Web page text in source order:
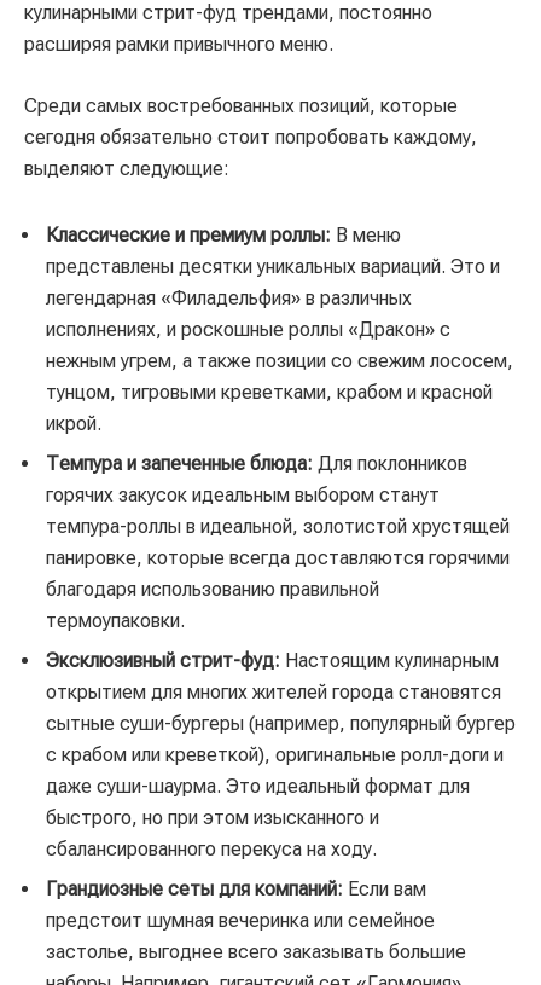
кулинарными стрит-фуд трендами, постоянно
расширяя рамки привычного меню.
Среди самых востребованных позиций, которые
сегодня обязательно стоит попробовать каждому,
выделяют следующие:
Классические и премиум роллы: В меню
представлены десятки уникальных вариаций. Это и
легендарная «Филадельфия» в различных
исполнениях, и роскошные роллы «Дракон» с
нежным угрем, а также позиции со свежим лососем,
тунцом, тигровыми креветками, крабом и красной
икрой.
Темпура и запеченные блюда: Для поклонников
горячих закусок идеальным выбором станут
темпура-роллы в идеальной, золотистой хрустящей
панировке, которые всегда доставляются горячими
благодаря использованию правильной
термоупаковки.
Эксклюзивный стрит-фуд: Настоящим кулинарным
открытием для многих жителей города становятся
сытные суши-бургеры (например, популярный бургер
с крабом или креветкой), оригинальные ролл-доги и
даже суши-шаурма. Это идеальный формат для
быстрого, но при этом изысканного и
сбалансированного перекуса на ходу.
Грандиозные сеты для компаний: Если вам
предстоит шумная вечеринка или семейное
застолье, выгоднее всего заказывать большие